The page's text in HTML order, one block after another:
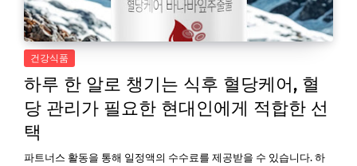
건강식품
하루 한 알로 챙기는 식후 혈당케어, 혈
당 관리가 필요한 현대인에게 적합한 선
택
파트너스 활동을 통해 일정액의 수수료를 제공받을 수 있습니다. 하